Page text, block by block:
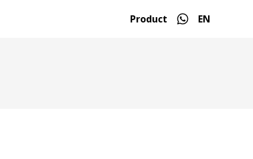
Product EN